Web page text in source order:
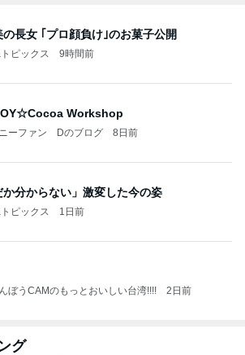
の長女 ｢プロ顔負け｣のお菓子公開
ピックス 9時間前
Workshop
ーファン Dのブログ 8日前
か分からない」激変した今の姿
ピックス 1日前
ぼうCAMのもっとおいしい台湾!!!! 2日前
グ